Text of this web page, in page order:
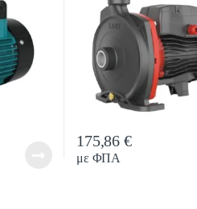
175,86€
με ΦΠΑ
Quantity